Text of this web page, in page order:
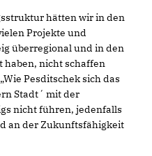
hätten wir in den
Projekte und
überregional und in den
haben, nicht schaffen
Pesditschek sich das
Stadt´ mit der
nicht führen, jedenfalls
an der Zukunftsfähigkeit